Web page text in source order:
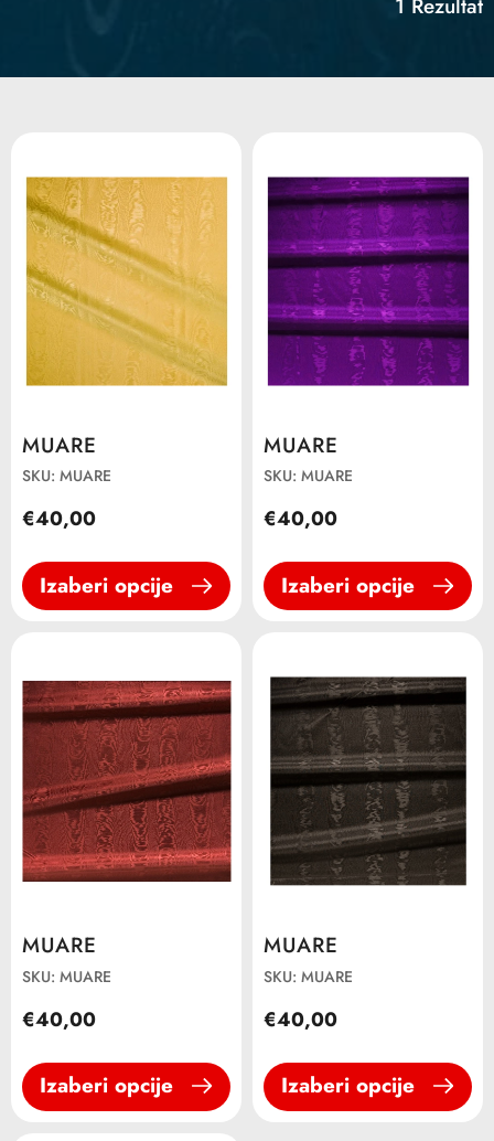
MUARE
SKU: MUARE
€40,00
Izaberi opcije
MUARE
SKU: MUARE
€40,00
Izaberi opcije
MUARE
SKU: MUARE
€40,00
Izaberi opcije
MUARE
SKU: MUARE
€40,00
Izaberi opcije